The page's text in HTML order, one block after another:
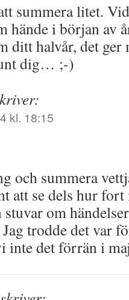
summera litet.
hände i början av
ditt halvår, det
dig… ;-)
kl. 18:15
och summera
att se dels hur
om
trodde det var
inte det förrän i